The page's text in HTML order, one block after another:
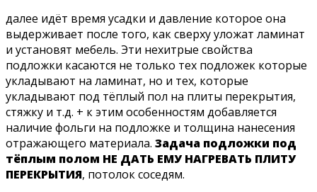
далее идёт время усадки и давление которое она
выдерживает после того, как сверху уложат ламинат
и установят мебель. Эти нехитрые свойства
подложки касаются не только тех подложек которые
укладывают на ламинат, но и тех, которые
укладывают под тёплый пол на плиты перекрытия,
стяжку и т.д. + к этим особенностям добавляется
наличие фольги на подложке и толщина нанесения
отражающего материала. Задача подложки под
тёплым полом НЕ ДАТЬ ЕМУ НАГРЕВАТЬ ПЛИТУ
ПЕРЕКРЫТИЯ, потолок соседям.